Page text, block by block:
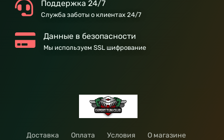
Поддержка 24/7
Служба заботы о клиентах 24/7
Данные в безопасности
Мы используем SSL шифрование
Доставка Оплата Условия О магазине